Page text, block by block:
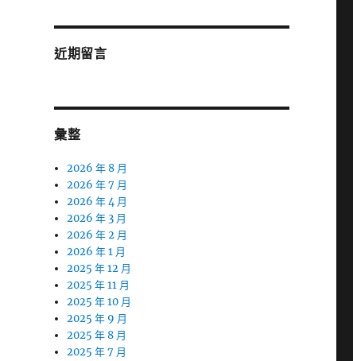
近期留言
彙整
2026 年 8 月
2026 年 7 月
2026 年 4 月
2026 年 3 月
2026 年 2 月
2026 年 1 月
2025 年 12 月
2025 年 11 月
2025 年 10 月
2025 年 9 月
2025 年 8 月
2025 年 7 月